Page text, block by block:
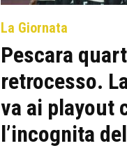
La Giornata
Pescara
retrocesso.
va ai playout
l’incognita